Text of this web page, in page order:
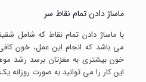
ماساژ دادن تمام نقاط سر
با ماساژ دادن تمام نقاط که شامل
می باشد که انجام این عمل، خون
خون بیشتری به مغزتان برسد رشد
این کار را می توانید به صورت روزانه